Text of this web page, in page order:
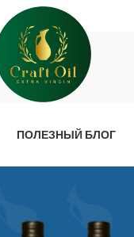
ПОЛЕЗНЫЙ БЛОГ